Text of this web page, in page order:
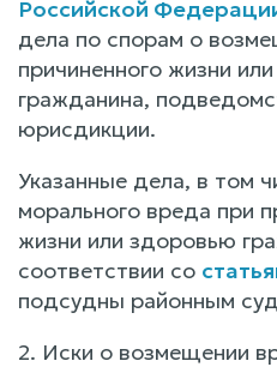
Российской
дела по спорам о
причиненного жизни
гражданина,
юрисдикции.
Указанные дела, в том
морального вреда при
жизни или здоровью
соответствии со
подсудны районным
2. Иски о возмещении